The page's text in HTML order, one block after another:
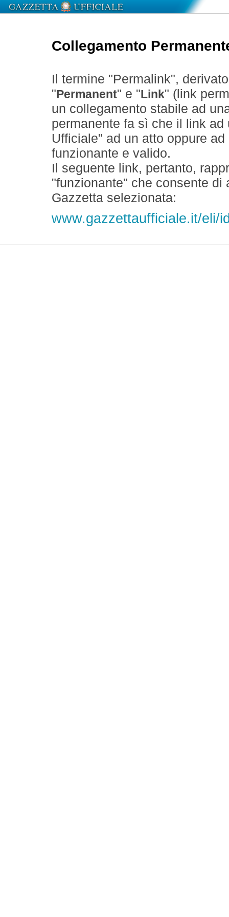
Collegamento
Il termine "Permalink",
" Permanent" e " Link" (link
un collegamento stabile ad
permanente fa sì che il link
Ufficiale" ad un atto oppure
funzionante e valido.
Il seguente link, pertanto,
"funzionante" che consente
Gazzetta selezionata:
www.gazzettaufficiale.it/eli/